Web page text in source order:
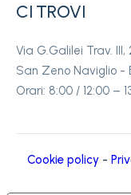
CI TROVI
Via G.Galilei Trav. III,
San Zeno Naviglio -
Orari: 8:00 / 12:00 –
Cookie policy -